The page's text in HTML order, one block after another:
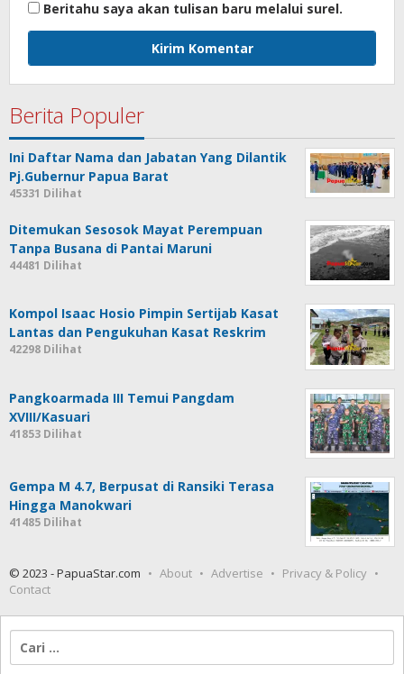
Beritahu saya akan tulisan baru melalui surel.
Berita Populer
Ini Daftar Nama dan Jabatan Yang Dilantik
Pj.Gubernur Papua Barat
45331 Dilihat
Ditemukan Sesosok Mayat Perempuan
Tanpa Busana di Pantai Maruni
44481 Dilihat
Kompol Isaac Hosio Pimpin Sertijab Kasat
Lantas dan Pengukuhan Kasat Reskrim
42298 Dilihat
Pangkoarmada III Temui Pangdam
XVIII/Kasuari
41853 Dilihat
Gempa M 4.7, Berpusat di Ransiki Terasa
Hingga Manokwari
41485 Dilihat
© 2023 - PapuaStar.com About Advertise
Privacy & Policy
Contact
untuk: